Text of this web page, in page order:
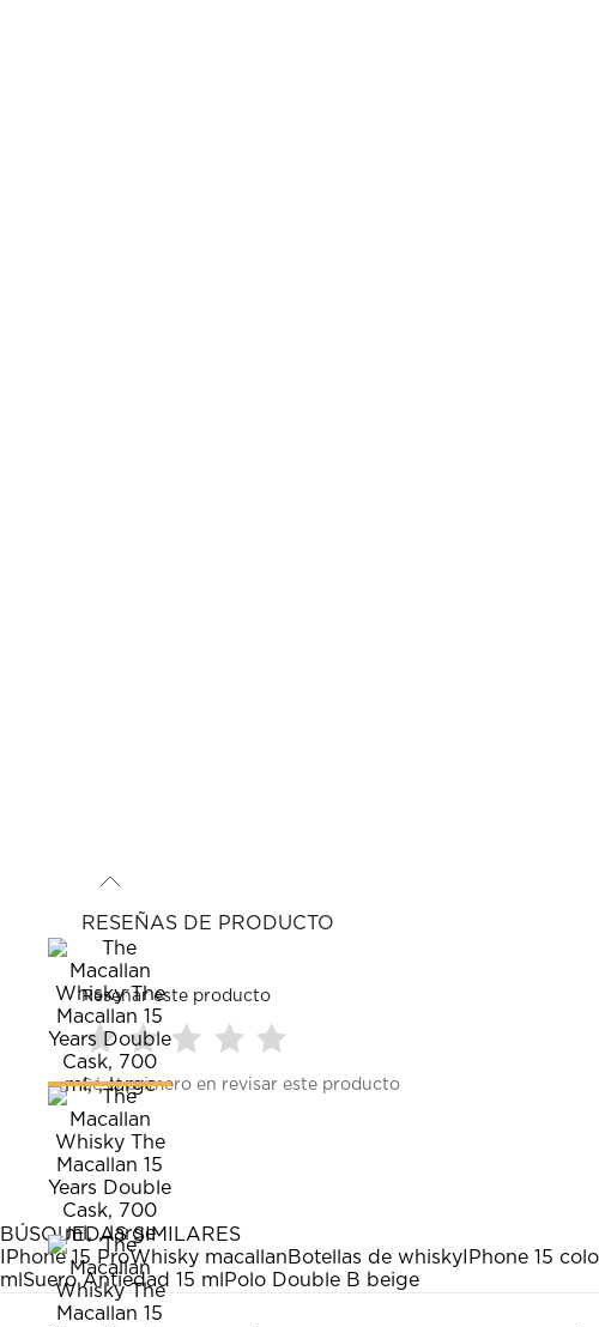
RESEÑAS DE PRODUCTO
Reseñar este producto
Seleccionar
para
calificar
el
artículo
con
1
estrella
Esta
acción
abrirá
el
Seleccionar
para
calificar
el
artículo
con
2
estrellas.
Esta
acción
abrirá
el
para
con
estrellas.
Esta
acción
abrirá
para
estrellas.
Esta
acción
abrirá
para
Esta
acción
abrirá
Sé el primero en revisar este producto
BÚSQUEDAS SIMILARES
IPhone 15 ProWhisky macallanBotellas de whisky IPhone 15
ml Suero Antiedad 15 ml Polo Double B beige